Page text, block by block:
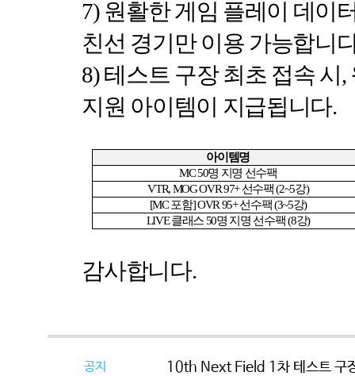
7) 원활한 게임 플레이 데이
친선 경기만 이용 가능합니
8)테스트 구장 최초 접속 시,
지원 아이템이 지급됩니다.
아이템명
MC 50명 지명 선수팩
VTR, MOG OVR 97+선수팩(2~5강)
[MC포함] OVR 95+선수팩(3~5강)
LIVE클래스50명 지명 선수팩(8강)
감사합니다.
공지 10th Next Field 1차 테스트 구